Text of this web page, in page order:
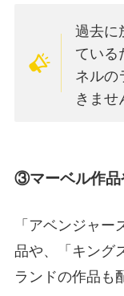
過去に
ている
ネルの
きませ
③マーベル作品
「アベンジャ
品や、「キング
ランドの作品も